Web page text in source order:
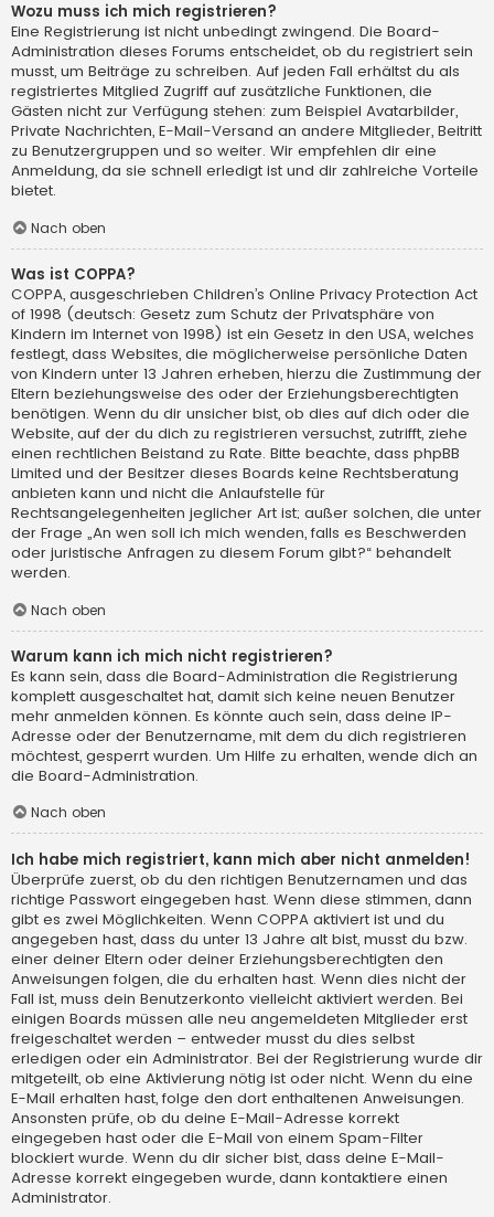
Wozu muss ich mich registrieren?
Eine Registrierung ist nicht unbedingt zwingend. Die Board-
Administration dieses Forums entscheidet, ob du registriert sein
musst, um Beiträge zu schreiben. Auf jeden Fall erhältst du als
registriertes Mitglied Zugriff auf zusätzliche Funktionen, die
Gästen nicht zur Verfügung stehen: zum Beispiel Avatarbilder,
Private Nachrichten, E-Mail-Versand an andere Mitglieder, Beitritt
zu Benutzergruppen und so weiter. Wir empfehlen dir eine
Anmeldung, da sie schnell erledigt ist und dir zahlreiche Vorteile
bietet.
Nach oben
Was ist COPPA?
COPPA, ausgeschrieben Children’s Online Privacy Protection Act
of 1998 (deutsch: Gesetz zum Schutz der Privatsphäre von
Kindern im Internet von 1998) ist ein Gesetz in den USA, welches
festlegt, dass Websites, die möglicherweise persönliche Daten
von Kindern unter 13 Jahren erheben, hierzu die Zustimmung der
Eltern beziehungsweise des oder der Erziehungsberechtigten
benötigen. Wenn du dir unsicher bist, ob dies auf dich oder die
Website, auf der du dich zu registrieren versuchst, zutrifft, ziehe
einen rechtlichen Beistand zu Rate. Bitte beachte, dass phpBB
Limited und der Besitzer dieses Boards keine Rechtsberatung
anbieten kann und nicht die Anlaufstelle für
Rechtsangelegenheiten jeglicher Art ist; außer solchen, die unter
der Frage „An wen soll ich mich wenden, falls es Beschwerden
oder juristische Anfragen zu diesem Forum gibt?“ behandelt
werden.
Nach oben
Warum kann ich mich nicht registrieren?
Es kann sein, dass die Board-Administration die Registrierung
komplett ausgeschaltet hat, damit sich keine neuen Benutzer
mehr anmelden können. Es könnte auch sein, dass deine IP-
Adresse oder der Benutzername, mit dem du dich registrieren
möchtest, gesperrt wurden. Um Hilfe zu erhalten, wende dich an
die Board-Administration.
Nach oben
Ich habe mich registriert, kann mich aber nicht anmelden!
Überprüfe zuerst, ob du den richtigen Benutzernamen und das
richtige Passwort eingegeben hast. Wenn diese stimmen, dann
gibt es zwei Möglichkeiten. Wenn COPPA aktiviert ist und du
angegeben hast, dass du unter 13 Jahre alt bist, musst du bzw.
einer deiner Eltern oder deiner Erziehungsberechtigten den
Anweisungen folgen, die du erhalten hast. Wenn dies nicht der
Fall ist, muss dein Benutzerkonto vielleicht aktiviert werden. Bei
einigen Boards müssen alle neu angemeldeten Mitglieder erst
freigeschaltet werden – entweder musst du dies selbst
erledigen oder ein Administrator. Bei der Registrierung wurde dir
mitgeteilt, ob eine Aktivierung nötig ist oder nicht. Wenn du eine
E-Mail erhalten hast, folge den dort enthaltenen Anweisungen.
Ansonsten prüfe, ob du deine E-Mail-Adresse korrekt
eingegeben hast oder die E-Mail von einem Spam-Filter
blockiert wurde. Wenn du dir sicher bist, dass deine E-Mail-
Adresse korrekt eingegeben wurde, dann kontaktiere einen
Administrator.